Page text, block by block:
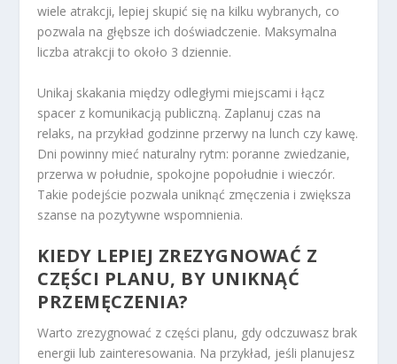
wiele atrakcji, lepiej skupić się na kilku wybranych, co
pozwala na głębsze ich doświadczenie. Maksymalna
liczba atrakcji to około 3 dziennie.
Unikaj skakania między odległymi miejscami i łącz
spacer z komunikacją publiczną. Zaplanuj czas na
relaks, na przykład godzinne przerwy na lunch czy kawę.
Dni powinny mieć naturalny rytm: poranne zwiedzanie,
przerwa w południe, spokojne popołudnie i wieczór.
Takie podejście pozwala uniknąć zmęczenia i zwiększa
szanse na pozytywne wspomnienia.
KIEDY LEPIEJ ZREZYGNOWAĆ Z
CZĘŚCI PLANU, BY UNIKNĄĆ
PRZEMĘCZENIA?
Warto zrezygnować z części planu, gdy odczuwasz brak
energii lub zainteresowania. Na przykład, jeśli planujesz